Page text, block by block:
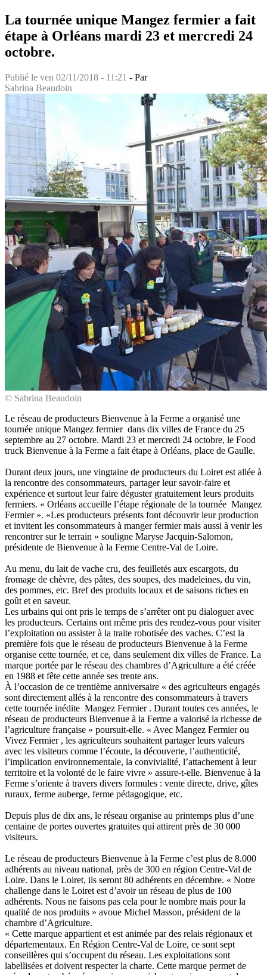
La tournée unique Mangez fermier a fait
étape à Orléans mardi 23 et mercredi 24
octobre.
Publié le ven 02/11/2018 - 11:21 - Par
Sabrina Beaudoin
© Sabrina Beaudoin
Le réseau de producteurs Bienvenue à la Ferme a organisé une
tournée unique Mangez fermier dans dix villes de France du 25
septembre au 27 octobre. Mardi 23 et mercredi 24 octobre, le Food
truck Bienvenue à la Ferme a fait étape à Orléans, place de Gaulle.
Durant deux jours, une vingtaine de producteurs du Loiret est allée à
la rencontre des consommateurs, partager leur savoir-faire et
expérience et surtout leur faire déguster gratuitement leurs produits
fermiers. « Orléans accueille l’étape régionale de la tournée Mangez
Fermier ». «Les producteurs présents font découvrir leur production
et invitent les consommateurs à manger fermier mais aussi à venir les
rencontrer sur le terrain » souligne Maryse Jacquin-Salomon,
présidente de Bienvenue à la Ferme Centre-Val de Loire.
Au menu, du lait de vache cru, des feuilletés aux escargots, du
fromage de chèvre, des pâtes, des soupes, des madeleines, du vin,
des pommes, etc. Bref des produits locaux et de saisons riches en
goût et en saveur.
Les urbains qui ont pris le temps de s’arrêter ont pu dialoguer avec
les producteurs. Certains ont même pris des rendez-vous pour visiter
l’exploitation ou assister à la traite robotisée des vaches. C’est la
première fois que le réseau de producteurs Bienvenue à la Ferme
organise cette tournée, et ce, dans seulement dix villes de France. La
marque portée par le réseau des chambres d’Agriculture a été créée
en 1988 et fête cette année ses trente ans.
À l’occasion de ce trentième anniversaire « des agriculteurs engagés
sont directement allés à la rencontre des consommateurs à travers
cette tournée inédite Mangez Fermier . Durant toutes ces années, le
réseau de producteurs Bienvenue à la Ferme a valorisé la richesse de
l’agriculture française » poursuit-elle. « Avec Mangez Fermier ou
Vivez Fermier , les agriculteurs souhaitent partager leurs valeurs
avec les visiteurs comme l’écoute, la découverte, l’authenticité,
l’implication environnementale, la convivialité, l’attachement à leur
territoire et la volonté de le faire vivre » assure-t-elle. Bienvenue à la
Ferme s’oriente à travers divers formules : vente directe, drive, gîtes
ruraux, ferme auberge, ferme pédagogique, etc.
Depuis plus de dix ans, le réseau organise au printemps plus d’une
centaine de portes ouvertes gratuites qui attirent près de 30 000
visiteurs.
Le réseau de producteurs Bienvenue à la Ferme c’est plus de 8.000
adhérents au niveau national, près de 300 en région Centre-Val de
Loire. Dans le Loiret, ils seront 80 adhérents en décembre. « Notre
challenge dans le Loiret est d’avoir un réseau de plus de 100
adhérents. Nous ne faisons pas cela pour le nombre mais pour la
qualité de nos produits » avoue Michel Masson, président de la
chambre d’Agriculture.
« Cette marque appartient et est animée par des relais régionaux et
départementaux. En Région Centre-Val de Loire, ce sont sept
conseillères qui s’occupent du réseau. Les exploitations sont
labellisées et doivent respecter la charte. Cette marque permet de